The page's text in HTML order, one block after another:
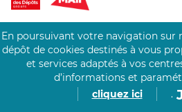
EXPERTS À VOTRE ÉCOUTE
Un besoin de recrutement ?
Être rappelé aujourd'hui
En poursuivant votre navigation sur
dépôt de cookies destinés à vous
et services adaptés à vos
d’informations et
cliquez ici
.